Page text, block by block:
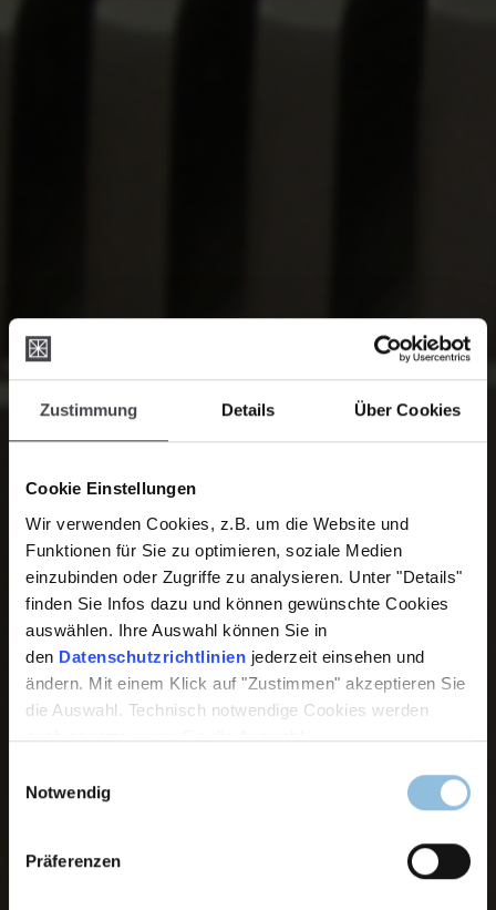
Zustimmung Details Über Cookies
Cookie Einstellungen
Wir verwenden Cookies, z.B. um die Website und
Funktionen für Sie zu optimieren, soziale Medien
einzubinden oder Zugriffe zu analysieren. Unter "Details"
finden Sie Infos dazu und können gewünschte Cookies
auswählen. Ihre Auswahl können Sie in
den Datenschutzrichtlinien jederzeit einsehen und
ändern. Mit einem Klick auf "Zustimmen" akzeptieren Sie
die Auswahl. Technisch notwendige Cookies werden
auch gesetzt, wenn Sie die Auswahl
Notwendig
Präferenzen